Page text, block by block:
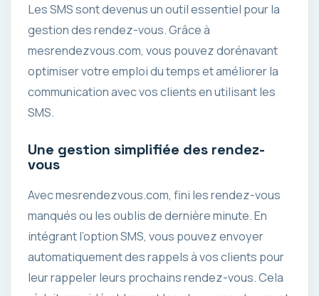
Les SMS sont devenus un outil essentiel pour la
gestion des rendez-vous. Grâce à
mesrendezvous.com, vous pouvez dorénavant
optimiser votre emploi du temps et améliorer la
communication avec vos clients en utilisant les
SMS.
Une gestion simplifiée des rendez-
vous
Avec mesrendezvous.com, fini les rendez-vous
manqués ou les oublis de dernière minute. En
intégrant l’option SMS, vous pouvez envoyer
automatiquement des rappels à vos clients pour
leur rappeler leurs prochains rendez-vous. Cela